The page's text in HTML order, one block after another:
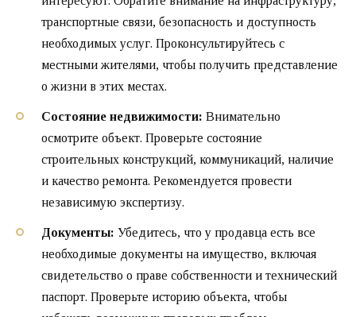
транспортные связи, безопасность и доступность
необходимых услуг. Проконсультируйтесь с
местными жителями, чтобы получить представление
о жизни в этих местах.
Состояние недвижимости: Внимательно
осмотрите объект. Проверьте состояние
строительных конструкций, коммуникаций, наличие
и качество ремонта. Рекомендуется провести
независимую экспертизу.
Документы: Убедитесь, что у продавца есть все
необходимые документы на имущество, включая
свидетельство о праве собственности и технический
паспорт. Проверьте историю объекта, чтобы